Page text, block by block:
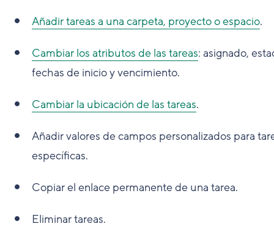
Añadir tareas a una carpeta, proyecto o espacio.
Cambiar los atributos de las tareas: asignado,
fechas de inicio y vencimiento.
Cambiar la ubicación de las tareas.
Añadir valores de campos personalizados para
específicas.
Copiar el enlace permanente de una tarea.
Eliminar tareas.